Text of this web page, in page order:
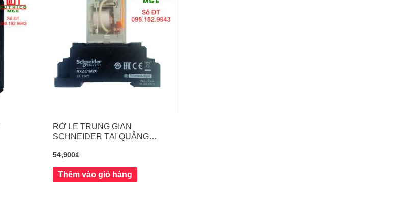
RỜ LE TRUNG GIAN
SCHNEIDER TẠI QUẢNG
54,900₫
Thêm vào giỏ hàng